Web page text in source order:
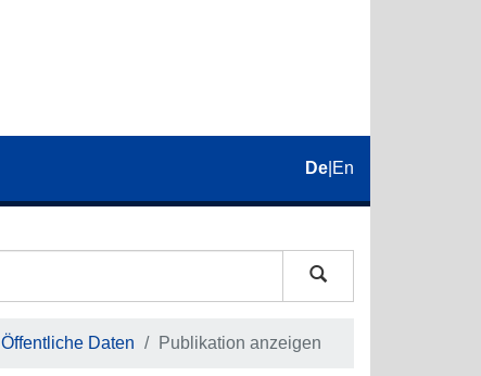
De En
Öffentliche Daten Publikation anzeigen